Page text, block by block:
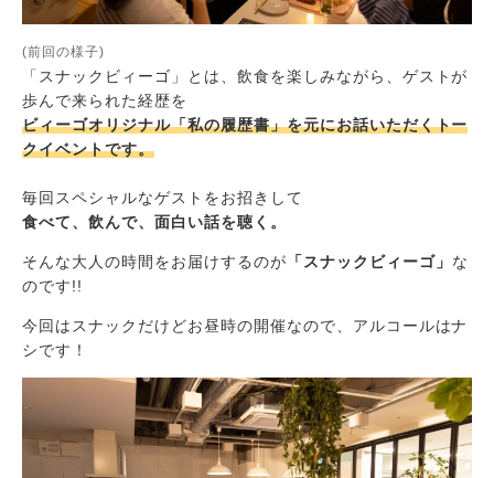
(前回の様子)
「スナックビィーゴ」とは、飲食を楽しみながら、ゲストが
歩んで来られた経歴を
ビィーゴオリジナル「私の履歴書」を元にお話いただくトー
クイベントです。
毎回スペシャルなゲストをお招きして
食べて、飲んで、面白い話を聴く。
そんな大人の時間をお届けするのが 「スナックビィーゴ」 な
のです!!
今回はスナックだけどお昼時の開催なので、アルコールはナ
シです！